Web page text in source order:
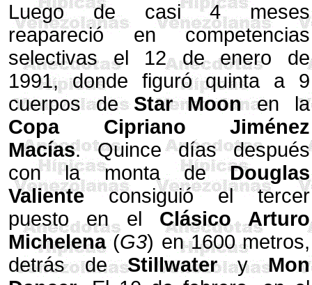
Luego de casi 4 meses
reapareció en competencias
selectivas el 12 de enero de
1991, donde figuró quinta a 9
cuerpos deStar Moonen la
Copa Cipriano Jiménez
Macías. Quince días después
con la monta deDouglas
Valienteconsiguió el tercer
puesto en el Clásico Arturo
Michelena(G3) en 1600 metros,
detrás deStillwateryMon